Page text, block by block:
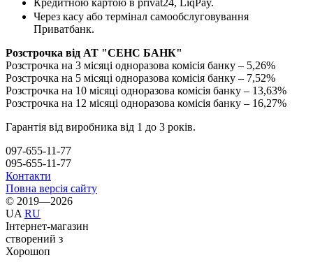
Через касу або термінал самообслуговування
Приватбанк.
Розстрочка від АТ "СЕНС БАНК"
Розстрочка на 3 місяці одноразова комісія банку – 5,26%
Розстрочка на 5 місяці одноразова комісія банку – 7,52%
Розстрочка на 10 місяці одноразова комісія банку – 13,63%
Розстрочка на 12 місяці одноразова комісія банку – 16,27%
Гарантія від виробника від 1 до 3 років.
097-655-11-77
095-655-11-77
Контакти
Повна версія сайту
© 2019—2026
UA RU
Інтернет-магазин
створений з
Хорошоп